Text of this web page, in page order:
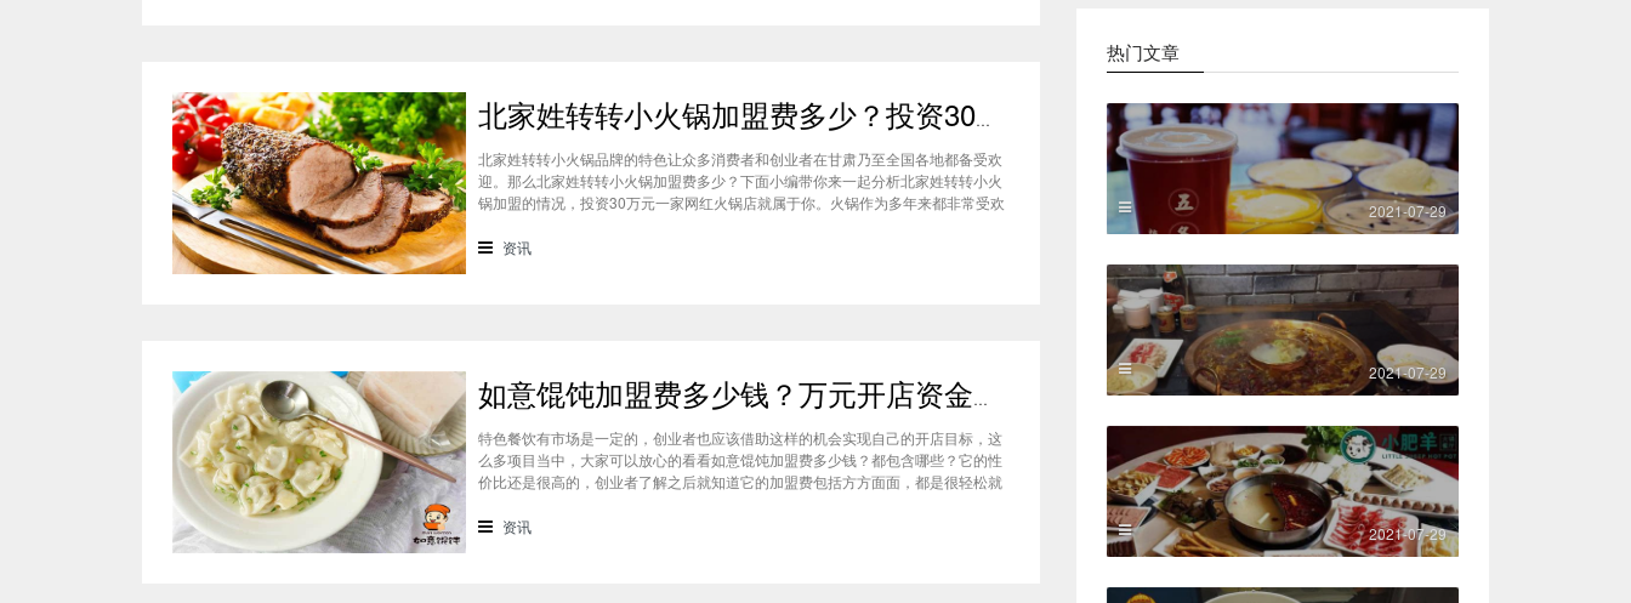
北家姓转转小火锅加盟费多少？投资30万一家网红火锅店就属于你
北家姓转转小火锅品牌的特色让众多消费者和创业者在甘肃乃至全国各地都备受欢
迎。那么北家姓转转小火锅加盟费多少？下面小编带你来一起分析北家姓转转小火
锅加盟的情况，投资30万元一家网红火锅店就属于你。火锅作为多年来都非常受欢
锅凭借自己的产品和装修在美食市场当中受到越来越多的消费者喜爱。市场空间
资讯
如意馄饨加盟费多少钱？万元开店资金压力基本上不会出现在经营中
特色餐饮有市场是一定的，创业者也应该借助这样的机会实现自己的开店目标，这
么多项目当中，大家可以放心的看看如意馄饨加盟费多少钱？都包含哪些？它的性
价比还是很高的，创业者了解之后就知道它的加盟费包括方方面面，都是很轻松就
一下如意馄饨加盟费多少钱？是不是值得加盟？就可以从它的加盟费开始了解，这
资讯
热门文章
2021-07-29
2021-07-29
2021-07-29